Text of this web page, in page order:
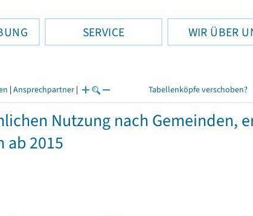
SERVICE WIR ÜBER
| Ansprechpartner | Tabellenköpfe verschoben?
Nutzung nach Gemeinden,
ab 2015